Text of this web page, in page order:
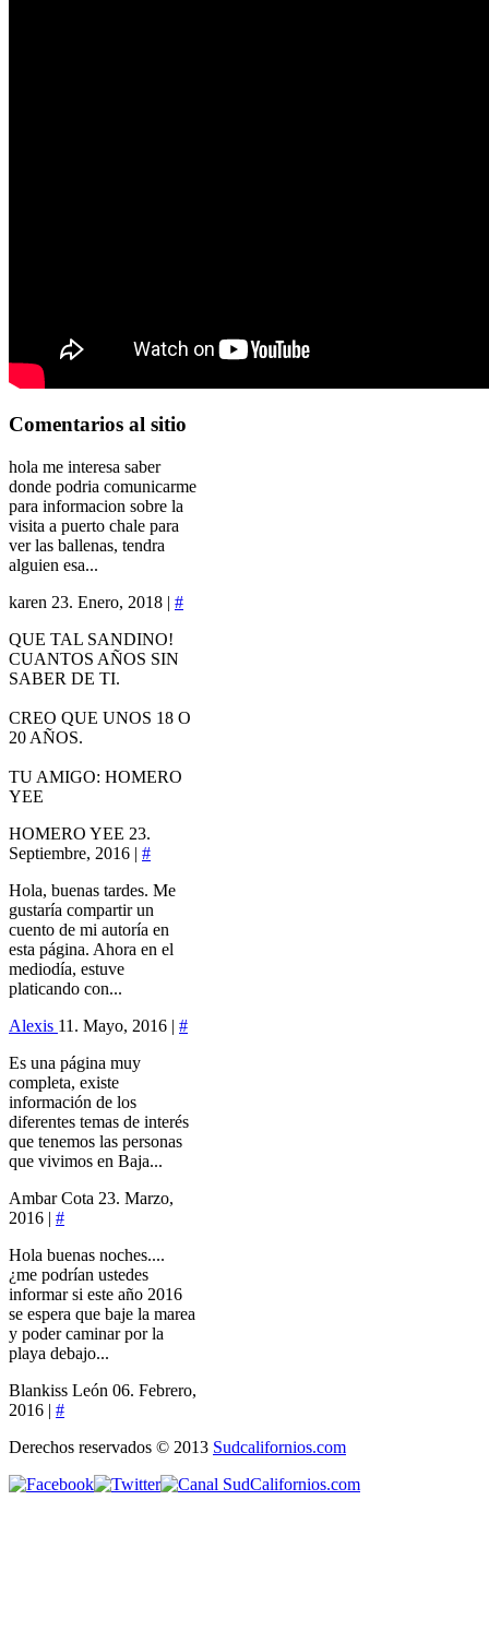
Comentarios al sitio
hola me interesa saber
donde podria comunicarme
para informacion sobre la
visita a puerto chale para
ver las ballenas, tendra
alguien esa...
karen 23. Enero, 2018 | #
QUE TAL SANDINO!
CUANTOS AÑOS SIN
SABER DE TI.
CREO QUE UNOS 18 O
20 AÑOS.
TU AMIGO: HOMERO
YEE
HOMERO YEE 23.
Septiembre, 2016 | #
Hola, buenas tardes. Me
gustaría compartir un
cuento de mi autoría en
esta página. Ahora en el
mediodía, estuve
platicando con...
Alexis 11. Mayo, 2016 | #
Es una página muy
completa, existe
información de los
diferentes temas de interés
que tenemos las personas
que vivimos en Baja...
Ambar Cota 23. Marzo,
2016 | #
Hola buenas noches....
¿me podrían ustedes
informar si este año 2016
se espera que baje la marea
y poder caminar por la
playa debajo...
Blankiss León 06. Febrero,
2016 | #
Derechos reservados © 2013 Sudcalifornios.com